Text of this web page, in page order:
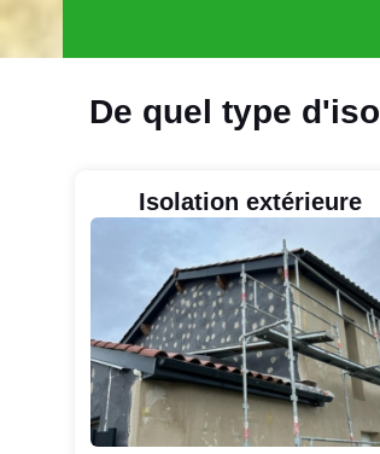
De quel type
Isolation extérieure